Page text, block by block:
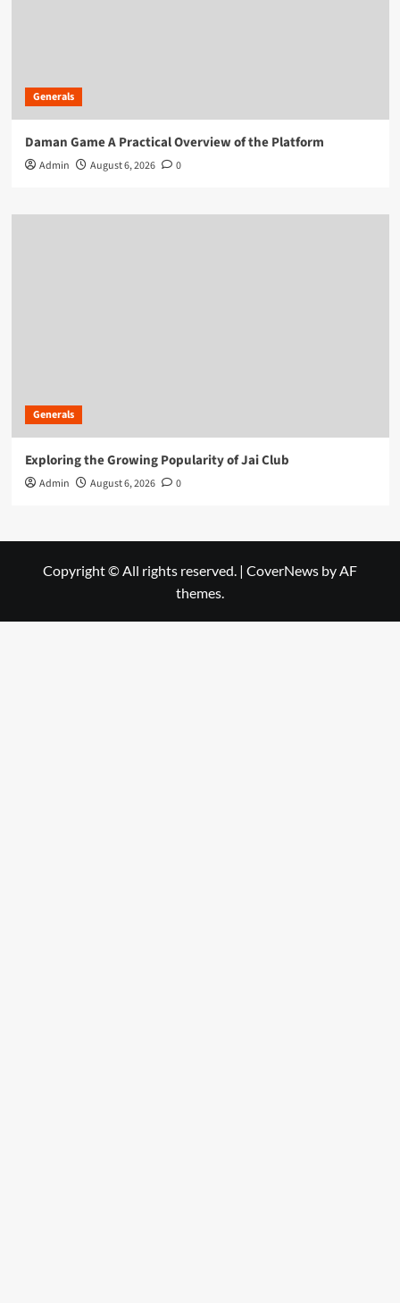
Generals
Daman Game A Practical Overview of the Platform
Admin August 6, 2026 0
Generals
Exploring the Growing Popularity of Jai Club
Admin August 6, 2026 0
Copyright © All rights reserved. | CoverNews by AF
themes.